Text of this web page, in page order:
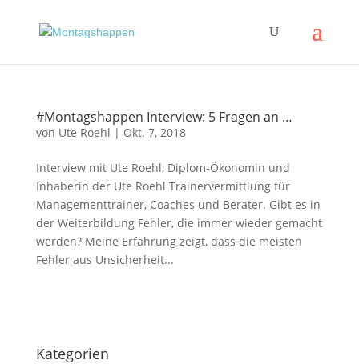
#Montagshappen Interview: 5 Fragen an …
von Ute Roehl | Okt. 7, 2018
Interview mit Ute Roehl, Diplom-Ökonomin und
Inhaberin der Ute Roehl Trainervermittlung für
Managementtrainer, Coaches und Berater. Gibt es in
der Weiterbildung Fehler, die immer wieder gemacht
werden? Meine Erfahrung zeigt, dass die meisten
Fehler aus Unsicherheit...
Kategorien